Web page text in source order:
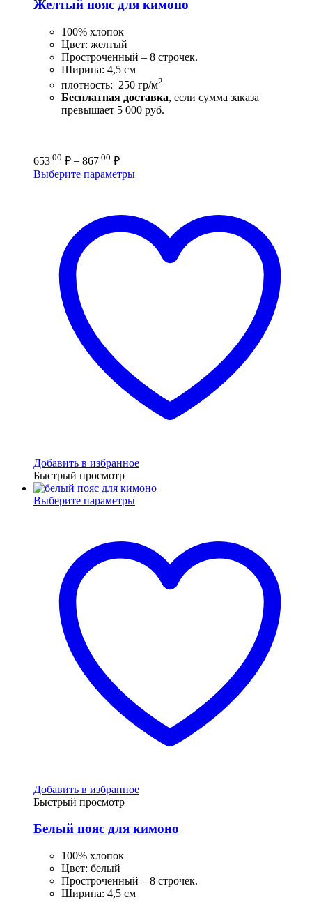
Желтый пояс для кимоно
100% хлопок
Цвет: желтый
Простроченный – 8 строчек.
Ширина: 4,5 см
плотность: 250 гр/м2
Бесплатная доставка, если сумма заказа
превышает 5 000 руб.
653 .00 ₽ – 867 .00 ₽Диапазон
653.00 ₽
Выберите параметры
Добавить в избранное
Быстрый просмотр
Выберите параметры
Добавить в избранное
Быстрый просмотр
Белый пояс для кимоно
100% хлопок
Цвет: белый
Простроченный – 8 строчек.
Ширина: 4,5 см